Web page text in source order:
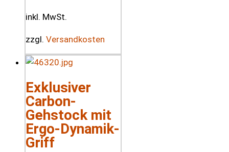
inkl. MwSt.
zzgl. Versandkosten
Exklusiver
Carbon-
Gehstock mit
Ergo-Dynamik-
Griff